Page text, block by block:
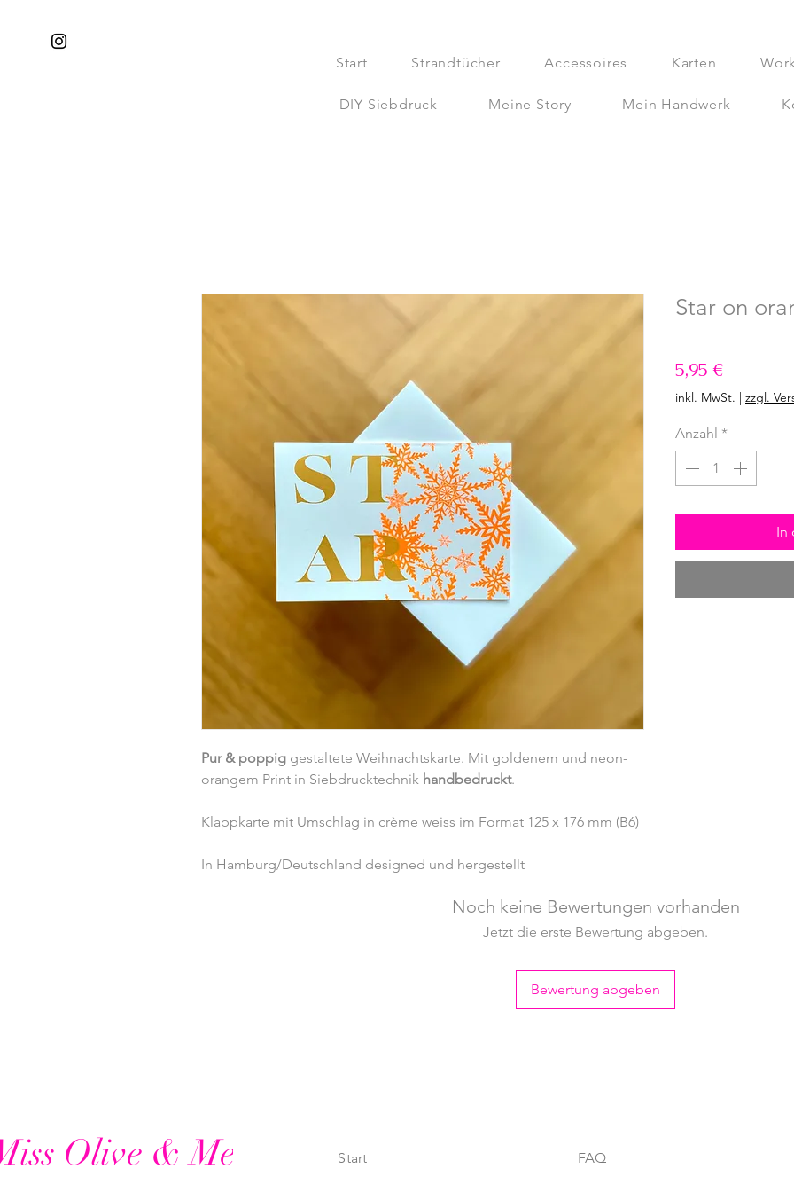
Start Strandtücher Accessoires Karten
DIY Siebdruck Meine Story Mein Handwerk
Pur & poppig gestaltete Weihnachtskarte. Mit goldenem und neon-
orangem Print in Siebdrucktechnik handbedruckt.
Klappkarte mit Umschlag in crème weiss im Format 125 x 176 mm (B6)
In Hamburg/Deutschland designed und hergestellt
Star on
5,95 €Preis
inkl. MwSt. | zzgl.
Anzahl *
In
Noch keine Bewertungen vorhanden
Jetzt die erste Bewertung abgeben.
Bewertung abgeben
Olive & Me Start FAQ